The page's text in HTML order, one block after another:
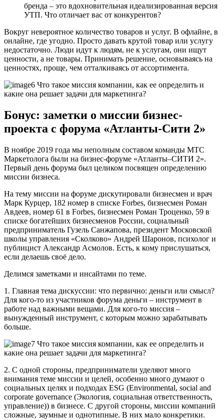
бренда – это вдохновительная идеализированная версия
УТП. Что отличает вас от конкурентов?
Вокруг невероятное количество товаров и услуг. В офлайне, в
онлайне, где угодно. Просто давать крутой товар или услугу
недостаточно. Люди идут к людям, не к услугам, они ищут
ценности, а не товары. Принимать решение, основываясь на
ценностях, проще, чем отталкиваясь от ассортимента.
Бонус: заметки о миссии бизнес-
проекта с форума «Атланты-Сити 2»
В ноябре 2019 года мы неполным составом команды МТС
Маркетолога были на бизнес-форуме «Атланты–СИТИ 2».
Первый день форума был целиком посвящен определению
миссии бизнеса.
На тему миссии на форуме дискутировали бизнесмен и врач
Марк Курцер, 182 номер в списке Forbes, бизнесмен Роман
Авдеев, номер 61 в Forbes, бизнесмен Роман Троценко, 59 в
списке богатейших бизнесменов России, социальный
предприниматель Гузель Санжапова, президент Московской
школы управления «Сколково» Андрей Шаронов, психолог и
публицист Александр Асмолов. Есть, к кому прислушаться,
если делаешь своё дело.
Делимся заметками и инсайтами по теме.
1. Главная тема дискуссии: что первично: деньги или смысл?
Для кого-то из участников форума деньги – инструмент в
работе над важными вещами. Для кого-то миссия –
вынужденный инструмент, с которым можно зарабатывать
больше.
2. С одной стороны, предприниматели уделяют много
внимания теме миссии и целей, особенно много думают о
социальных целях и подходах ESG (Environmental, social and
corporate governance (Экология, социальная ответственность,
управление)) в бизнесе. С другой стороны, миссии компаний
сложные, заумные и однотипные. В них мало конкретики.